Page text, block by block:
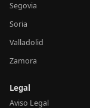
Segovia
Soria
Valladolid
Zamora
Legal
Aviso Legal